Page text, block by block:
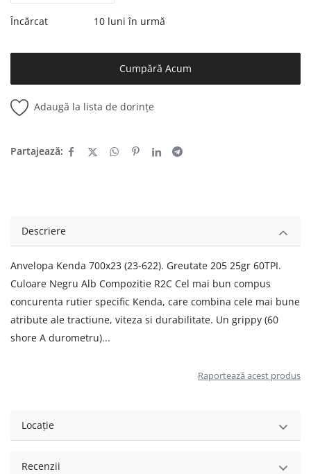
Încărcat 10 luni în urmă
Cumpără Acum
Adaugă la lista de dorințe
Partajează:
Descriere
Anvelopa Kenda 700x23 (23-622). Greutate 205 25gr 60TPI.
Culoare Negru Alb Compozitie R2C Cel mai bun compus
concurenta rutier specific Kenda, care combina cele mai bune
atribute ale tractiune, viteza si durabilitate. Un grippy (60
shore A durometru)...
Raportează acest produs
Locație
Recenzii